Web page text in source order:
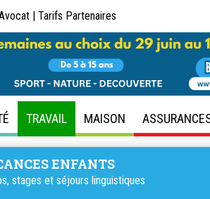
| Tarifs Partenaires
TRAVAIL MAISON
ENFANTS
stages et séjours linguistiques